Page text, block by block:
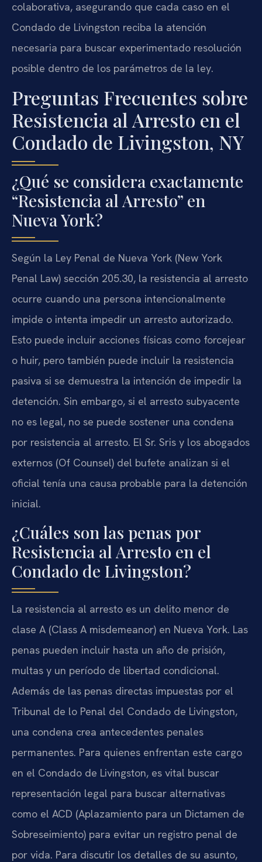
colaborativa, asegurando que cada caso en el
Condado de Livingston reciba la atención
necesaria para buscar experimentado resolución
posible dentro de los parámetros de la ley.
Preguntas Frecuentes sobre
Resistencia al Arresto en el
Condado de Livingston, NY
¿Qué se considera exactamente
“Resistencia al Arresto” en
Nueva York?
Según la Ley Penal de Nueva York (New York
Penal Law) sección 205.30, la resistencia al arresto
ocurre cuando una persona intencionalmente
impide o intenta impedir un arresto autorizado.
Esto puede incluir acciones físicas como forcejear
o huir, pero también puede incluir la resistencia
pasiva si se demuestra la intención de impedir la
detención. Sin embargo, si el arresto subyacente
no es legal, no se puede sostener una condena
por resistencia al arresto. El Sr. Sris y los abogados
externos (Of Counsel) del bufete analizan si el
oficial tenía una causa probable para la detención
inicial.
¿Cuáles son las penas por
Resistencia al Arresto en el
Condado de Livingston?
La resistencia al arresto es un delito menor de
clase A (Class A misdemeanor) en Nueva York. Las
penas pueden incluir hasta un año de prisión,
multas y un período de libertad condicional.
Además de las penas directas impuestas por el
Tribunal de lo Penal del Condado de Livingston,
una condena crea antecedentes penales
permanentes. Para quienes enfrentan este cargo
en el Condado de Livingston, es vital buscar
representación legal para buscar alternativas
como el ACD (Aplazamiento para un Dictamen de
Sobreseimiento) para evitar un registro penal de
por vida. Para discutir los detalles de su asunto,